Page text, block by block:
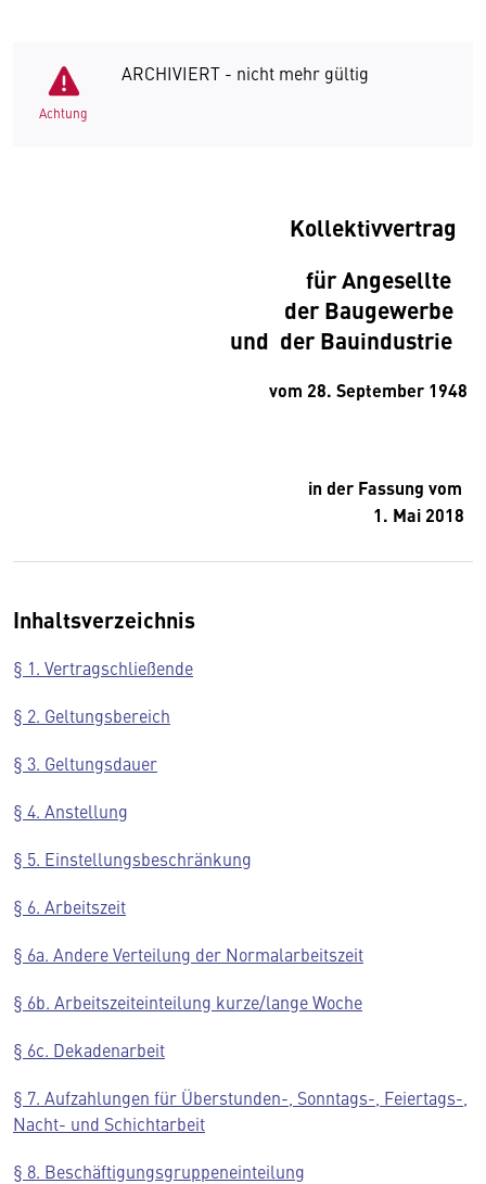
Achtung
ARCHIVIERT - nicht mehr gültig
Kollektivvertrag
für Angesellte
der Baugewerbe
und der Bauindustrie
vom 28. September 1948
in der Fassung vom
1. Mai 2018
Inhaltsverzeichnis
§ 1. Vertragschließende
§ 2. Geltungsbereich
§ 3. Geltungsdauer
§ 4. Anstellung
§ 5. Einstellungsbeschränkung
§ 6. Arbeitszeit
§ 6a. Andere Verteilung der Normalarbeitszeit
§ 6b. Arbeitszeiteinteilung kurze/lange Woche
§ 6c. Dekadenarbeit
§ 7. Aufzahlungen für Überstunden-, Sonntags-, Feiertags-,
Nacht- und Schichtarbeit
§ 8. Beschäftigungsgruppeneinteilung